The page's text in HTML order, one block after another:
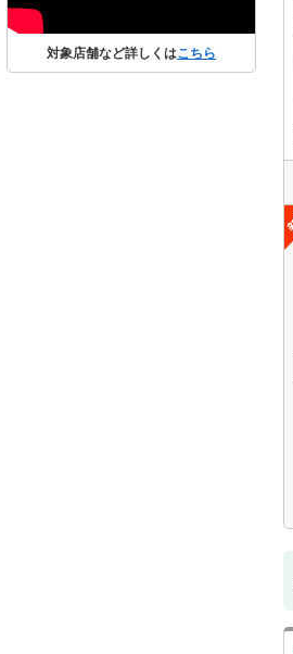
対象店舗など詳しくはこちら